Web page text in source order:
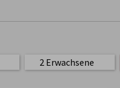
2 Erwachsene